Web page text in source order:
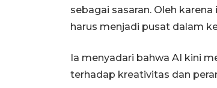
sebagai sasaran. Oleh
harus menjadi pusat dalam
Ia menyadari bahwa AI kini
terhadap kreativitas dan